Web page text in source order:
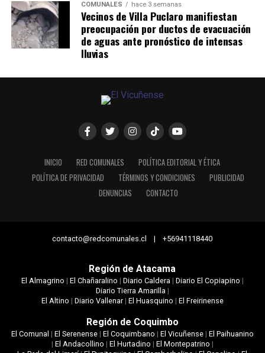
COMUNALES hace 3 semanas
Vecinos de Villa Puclaro manifiestan
preocupación por ductos de evacuación
de aguas ante pronóstico de intensas
lluvias
INICIO RED COMUNALES
POLÍTICA EDITORIAL Y ÉTICA
POLÍTICA DE PRIVACIDAD
TÉRMINOS Y CONDICIONES
PUBLICIDAD
DENUNCIAS
CONTACTO
contacto@redcomunales.cl | +56941118440
Región de Atacama
El Almagrino | El Chañaralino | Diario Caldera| Diario El Copiapino |
Diario Tierra Amarilla|
El Altino | Diario Vallenar| El Huasquino | El Freirinense
Región de Coquimbo
El Comunal | El Serenense| El Coquimbano | El Vicuñense| El Paihuanino
| El Andacollino | El Hurtadino | El Montepatrino |